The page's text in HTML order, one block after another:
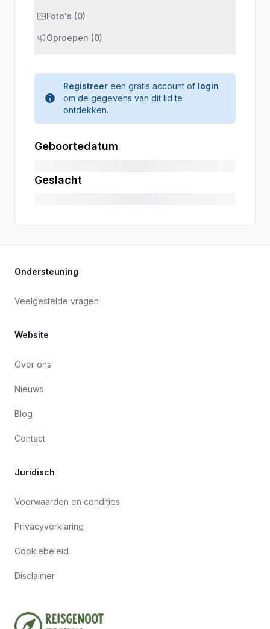
Foto's (0)
Oproepen (0)
Registreer een gratis account of login
om de gegevens van dit lid te
ontdekken.
Geboortedatum
Geslacht
Ondersteuning
Veelgestelde vragen
Website
Over ons
Nieuws
Blog
Contact
Juridisch
Voorwaarden en condities
Privacyverklaring
Cookiebeleid
Disclaimer